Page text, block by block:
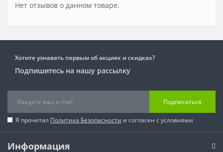
Нет отзывов о данном товаре.
Хотите узнавать первым об акциях и скидках?
Подпишитесь на нашу рассылку
Подписаться
Я прочитал Политика Безопасности и согласен с условиями
Информация